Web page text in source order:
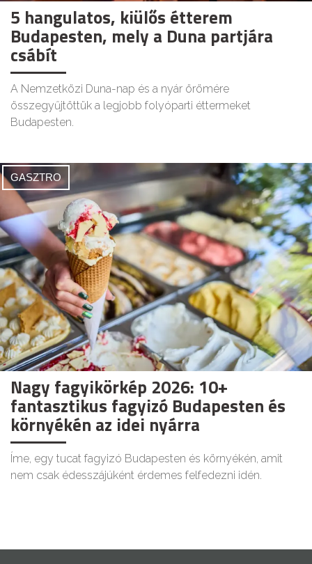
5 hangulatos, kiülős étterem
Budapesten, mely a Duna partjára
csábít
A Nemzetközi Duna-nap és a nyár örömére
összegyűjtöttük a legjobb folyóparti éttermeket
Budapesten.
GASZTRO
Nagy fagyikörkép 2026: 10+
fantasztikus fagyizó Budapesten és
környékén az idei nyárra
Íme, egy tucat fagyizó Budapesten és környékén, amit
nem csak édesszájúként érdemes felfedezni idén.